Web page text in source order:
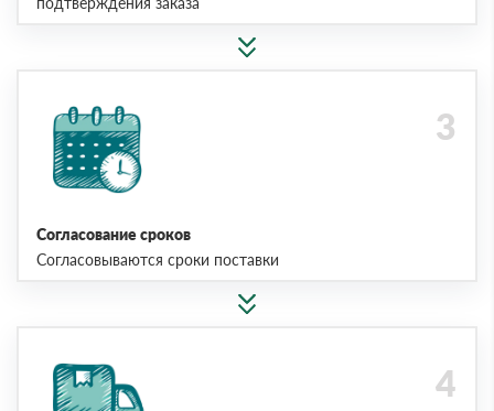
Согласование сроков
Согласовываются сроки поставки